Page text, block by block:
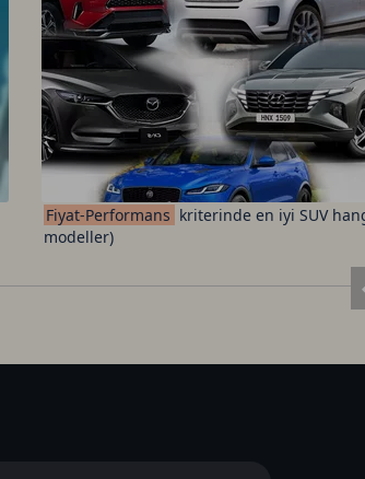
Fiyat-Performans kriterinde en iyi SUV
modeller)